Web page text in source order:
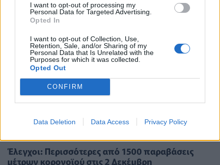
I want to opt-out of processing my
Personal Data for Targeted Advertising.
Opted In
I want to opt-out of Collection, Use,
Retention, Sale, and/or Sharing of my
Personal Data that Is Unrelated with the
Purposes for which it was collected.
Opted Out
CONFIRM
Data Deletion Data Access Privacy Policy
Έλεγχοι: Περισσότερες από 1500 παραβάσεις
μέτρων κορονοϊού στις 2 Δεκέμβρη